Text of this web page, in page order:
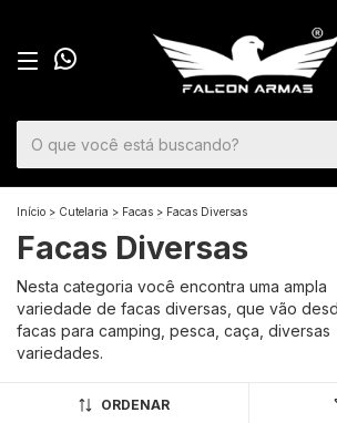
Início > Cutelaria > Facas > Facas Diversas
Facas Diversas
Nesta categoria você encontra uma ampla
variedade de facas diversas, que vão
facas para camping, pesca, caça, diversas
variedades.
ORDENAR